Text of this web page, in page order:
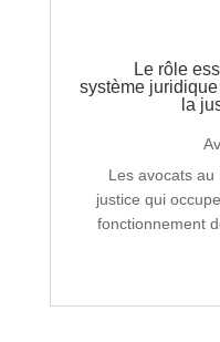
Le rôle
système
la
Les avocats au
justice qui
fonctionnement